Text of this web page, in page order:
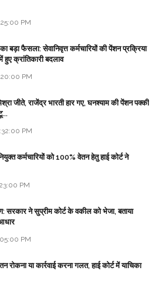
PM
बड़ा फैसला: सेवानिवृत्त कर्मचारियों की पेंशन प्रक्रिया
क्रांतिकारी बदलाव
PM
जीते, राजेंद्र भारती हार गए, घनश्याम की पेंशन पक्की
PM
कर्मचारियों को 100% वेतन हेतु हाई कोर्ट ने
PM
सरकार ने सुप्रीम कोर्ट के वकील को भेजा, बताया
PM
रोकना या कार्रवाई करना गलत, हाई कोर्ट में याचिका